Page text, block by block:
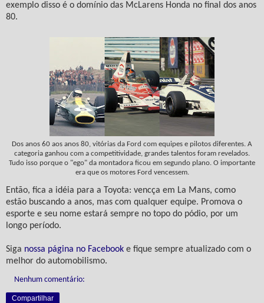
exemplo disso é o domínio das McLarens Honda no final dos anos
80.
Dos anos 60 aos anos 80, vitórias da Ford com equipes e pilotos diferentes. A
categoria ganhou com a competitividade, grandes talentos foram revelados.
Tudo isso porque o "ego" da montadora ficou em segundo plano. O importante
era que os motores Ford vencessem.
Então, fica a idéia para a Toyota: vencça em La Mans, como
estão buscando a anos, mas com qualquer equipe. Promova o
esporte e seu nome estará sempre no topo do pódio, por um
longo período.
Siga nossa página no Facebook e fique sempre atualizado com o
melhor do automobilismo.
Nenhum comentário:
Compartilhar